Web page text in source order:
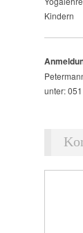
Kindern
unter: